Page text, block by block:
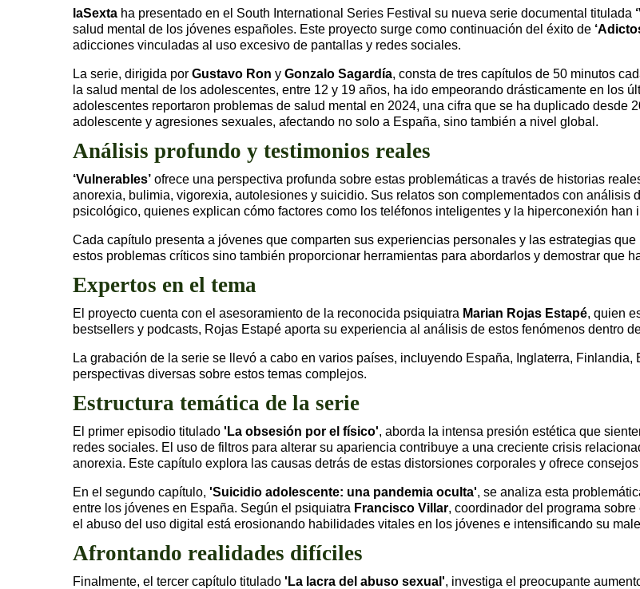
laSexta ha presentado en el South International Series Festival su nueva serie documental titulada
salud mental de los jóvenes españoles. Este proyecto surge como continuación del éxito de
adicciones vinculadas al uso excesivo de pantallas y redes sociales.
La serie, dirigida por Gustavo Ron y Gonzalo Sagardía, consta de tres capítulos de 50 minutos
la salud mental de los adolescentes, entre 12 y 19 años, ha ido empeorando drásticamente en los
adolescentes reportaron problemas de salud mental en 2024, una cifra que se ha duplicado desde
adolescente y agresiones sexuales, afectando no solo a España, sino también a nivel global.
Análisis profundo y testimonios reales
‘Vulnerables’ ofrece una perspectiva profunda sobre estas problemáticas a través de historias
anorexia, bulimia, vigorexia, autolesiones y suicidio. Sus relatos son complementados con análisis
psicológico, quienes explican cómo factores como los teléfonos inteligentes y la hiperconexión
Cada capítulo presenta a jóvenes que comparten sus experiencias personales y las estrategias
estos problemas críticos sino también proporcionar herramientas para abordarlos y demostrar que
Expertos en el tema
El proyecto cuenta con el asesoramiento de la reconocida psiquiatra Marian Rojas Estapé, quien
bestsellers y podcasts, Rojas Estapé aporta su experiencia al análisis de estos fenómenos dentro
La grabación de la serie se llevó a cabo en varios países, incluyendo España, Inglaterra,
perspectivas diversas sobre estos temas complejos.
Estructura temática de la serie
El primer episodio titulado 'La obsesión por el físico', aborda la intensa presión estética que
redes sociales. El uso de filtros para alterar su apariencia contribuye a una creciente crisis
anorexia. Este capítulo explora las causas detrás de estas distorsiones corporales y ofrece
En el segundo capítulo, 'Suicidio adolescente: una pandemia oculta', se analiza esta
entre los jóvenes en España. Según el psiquiatra Francisco Villar, coordinador del programa
el abuso del uso digital está erosionando habilidades vitales en los jóvenes e intensificando su
Afrontando realidades difíciles
Finalmente, el tercer capítulo titulado 'La lacra del abuso sexual', investiga el preocupante